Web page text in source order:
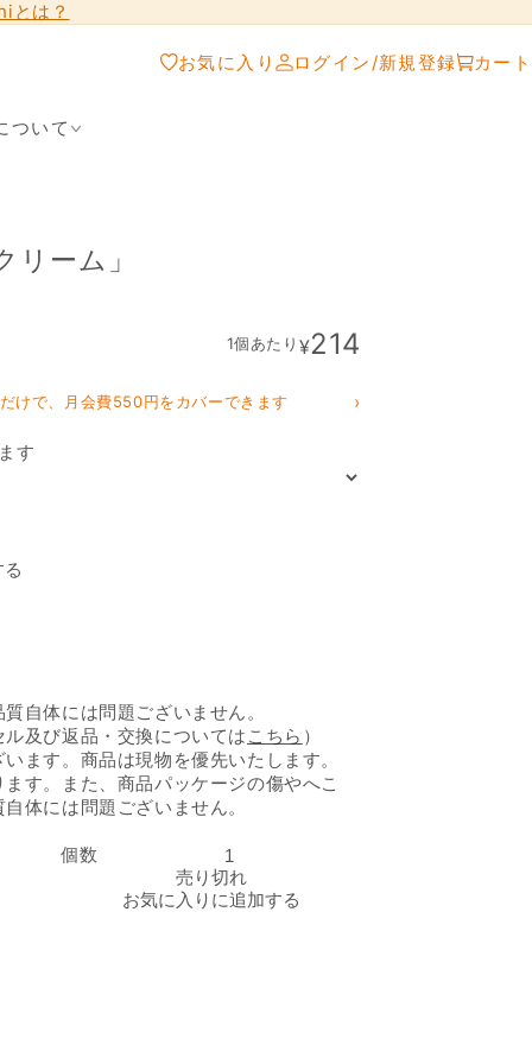
とは？
お気に入り ログイン/新規登録 カート
ついて
ーム」
1個あたり ¥214
けで、月会費550円をカバーできます
›
す
自体には問題ございません。
及び返品・交換については こちら ）
ます。商品は現物を優先いたします。
す。また、商品パッケージの傷やへこ
体には問題ございません。
個数ロータス「ビスコフサンド ビスコフクリーム」の数量を減らす
売り切れ
お気に入りに追加する